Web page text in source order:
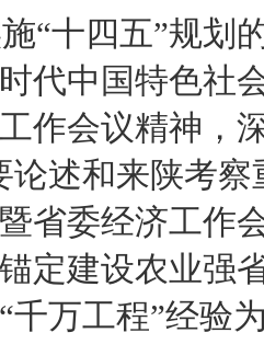
“十四五”规划
代中国特色社
作会议精神，
论述和来陕考
省委经济工作
定建设农业强
千万工程”经验